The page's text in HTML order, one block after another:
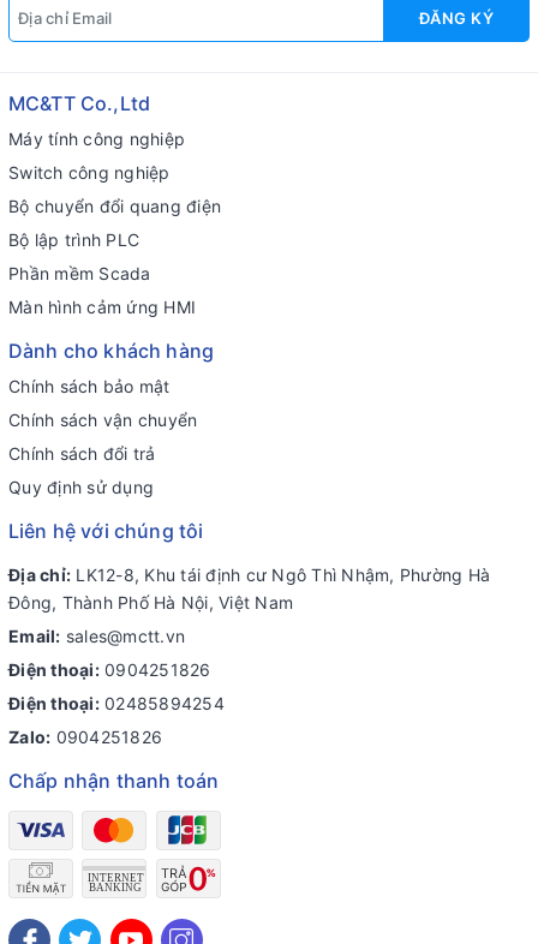
ĐĂNG KÝ
MC&TT Co.,Ltd
Máy tính công nghiệp
Switch công nghiệp
Bộ chuyển đổi quang điện
Bộ lập trình PLC
Phần mềm Scada
Màn hình cảm ứng HMI
Dành cho khách hàng
Chính sách bảo mật
Chính sách vận chuyển
Chính sách đổi trả
Quy định sử dụng
Liên hệ với chúng tôi
Địa chỉ: LK12-8, Khu tái định cư Ngô Thì Nhậm, Phường Hà
Đông, Thành Phố Hà Nội, Việt Nam
Email: sales@mctt.vn
Điện thoại: 0904251826
Điện thoại: 02485894254
Zalo: 0904251826
Chấp nhận thanh toán